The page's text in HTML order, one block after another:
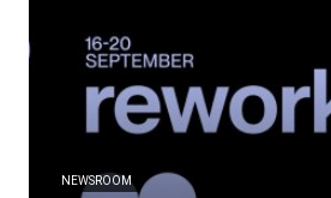
NEWSROOM